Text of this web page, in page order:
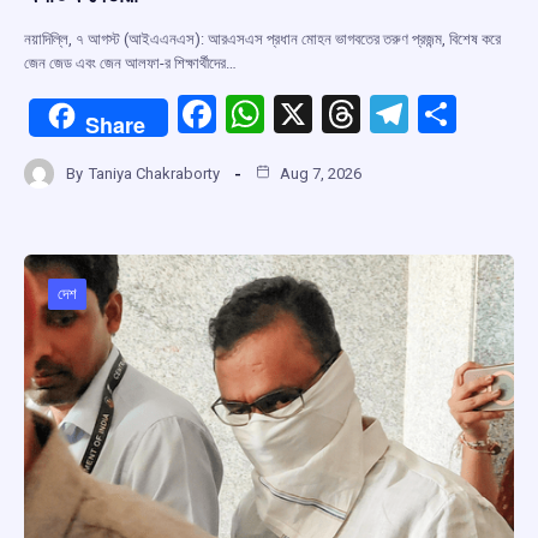
নয়াদিল্লি, ৭ আগস্ট (আইএএনএস): আরএসএস প্রধান মোহন ভাগবতের তরুণ প্রজন্ম, বিশেষ করে
জেন জেড এবং জেন আলফা-র শিক্ষার্থীদের…
Share
F
ce
o
o
k
W
h
at
A
p
p
X
T
e
d
s
T
a
m
By Taniya Chakraborty Aug 7, 2026
দেশ